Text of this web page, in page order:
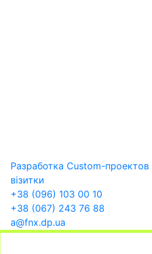
Разработка Custom-проектов
візитки
+38 (096) 103 00 10
+38 (067) 243 76 88
a@fnx.dp.ua